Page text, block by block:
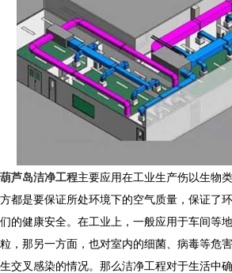
葫芦岛洁净工程主要应用在工业生产伤以生物
方都是要保证所处环境下的空气质量，保证了
们的健康安全。在工业上，一般应用于车间等
粒，那另一方面，也对室内的细菌、病毒等危
生交叉感染的情况。那么洁净工程对于生活中